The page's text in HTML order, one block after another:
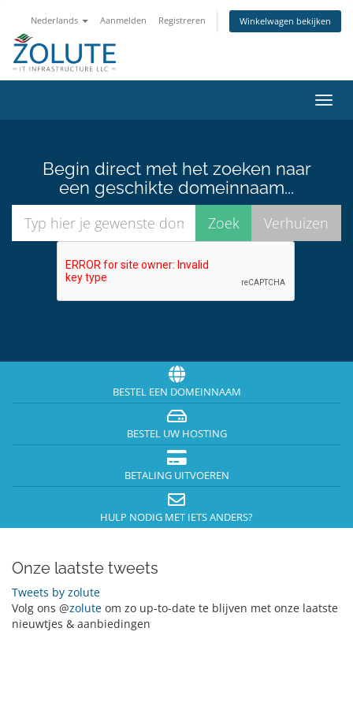
Nederlands Aanmelden Registreren Winkelwagen bekijken
in-/
Begin direct met het zoeken naar
een geschikte domeinnaam...
BESTEL EEN DOMEINNAAM
BESTEL UW HOSTING
BETALING UITVOEREN
HULP NODIG MET IETS ANDERS?
Onze laatste tweets
Tweets by zolute
Volg ons @zolute om zo up-to-date te blijven met onze laatste
nieuwtjes & aanbiedingen